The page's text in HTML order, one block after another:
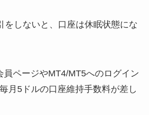
をしないと、口座は休眠状態にな
員ページやMT4/MT5へのログイン
月5ドルの口座維持手数料が差し